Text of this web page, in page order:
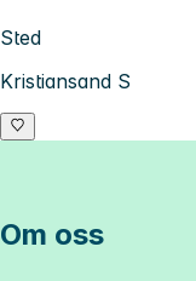
Sted
Kristiansand S
Om oss